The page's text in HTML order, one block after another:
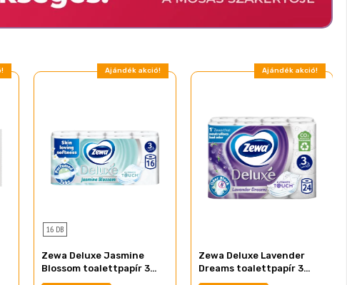
Ajándék akció!
16 DB
Zewa Deluxe Jasmine
Blossom toalettpapír 3
rétegű 16 tekercs
Ajándék akció!
Zewa Deluxe Lavender
Dreams toalettpapír 3
rétegű 24 tekercs